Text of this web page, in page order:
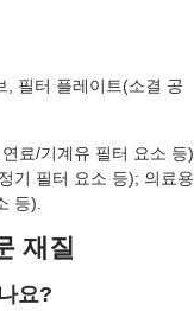
, 필터 플레이트(소결 공
료/기계유 필터 요소 등)
기 필터 요소 등); 의료용
등).
재질
요?